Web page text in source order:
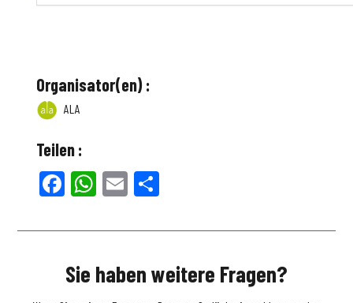
Organisator(en) :
ALA
Teilen :
Facebook
WhatsApp
Email
Sie haben weitere Fragen?